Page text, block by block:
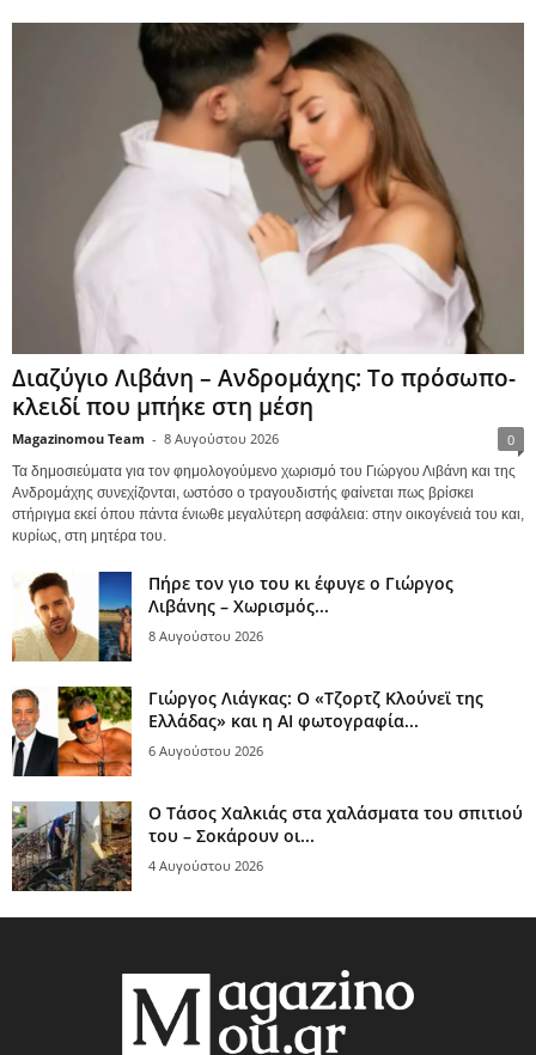
Διαζύγιο Λιβάνη – Ανδρομάχης: Το πρόσωπο-
κλειδί που μπήκε στη μέση
Magazinomou Team - 8 Αυγούστου 2026 0
Τα δημοσιεύματα για τον φημολογούμενο χωρισμό του Γιώργου Λιβάνη και της
Ανδρομάχης συνεχίζονται, ωστόσο ο τραγουδιστής φαίνεται πως βρίσκει
στήριγμα εκεί όπου πάντα ένιωθε μεγαλύτερη ασφάλεια: στην οικογένειά του και,
κυρίως, στη μητέρα του.
Πήρε τον γιο του κι έφυγε ο Γιώργος
Λιβάνης – Χωρισμός...
8 Αυγούστου 2026
Γιώργος Λιάγκας: Ο «Τζορτζ Κλούνεϊ της
Ελλάδας» και η AI φωτογραφία...
6 Αυγούστου 2026
Ο Τάσος Χαλκιάς στα χαλάσματα του σπιτιού
του – Σοκάρουν οι...
4 Αυγούστου 2026